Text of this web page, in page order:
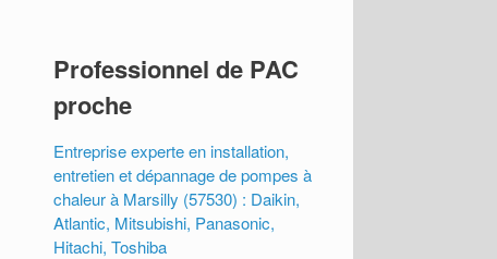
Professionnel de PAC
proche
Entreprise experte en installation,
entretien et dépannage de pompes à
chaleur à Marsilly (57530) : Daikin,
Atlantic, Mitsubishi, Panasonic,
Hitachi, Toshiba